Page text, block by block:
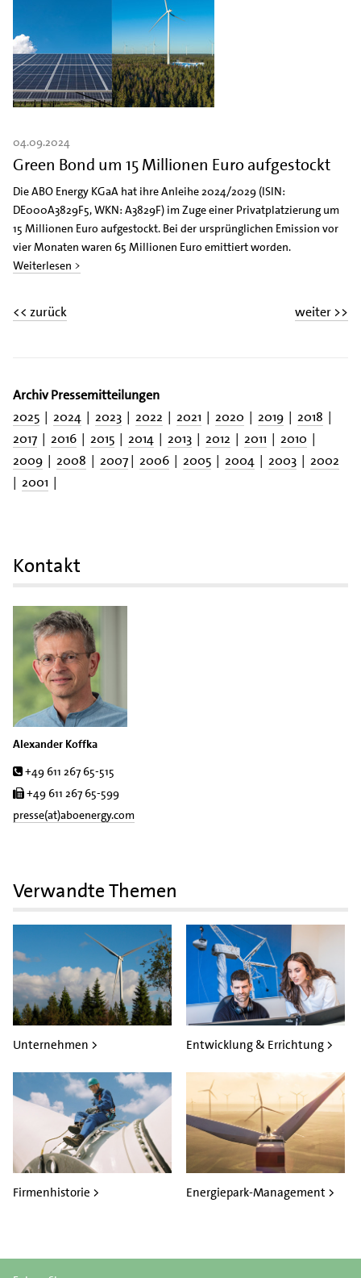
04.09.2024
Green Bond um 15 Millionen Euro aufgestockt
Die ABO Energy KGaA hat ihre Anleihe 2024/2029 (ISIN:
DE000A3829F5, WKN: A3829F) im Zuge einer Privatplatzierung um
15 Millionen Euro aufgestockt. Bei der ursprünglichen Emission vor
vier Monaten waren 65 Millionen Euro emittiert worden.
Weiterlesen >
<< zurück weiter >>
Archiv Pressemitteilungen
2025 | 2024 | 2023 | 2022 | 2021 | 2020 | 2019 | 2018 |
2017 | 2016 | 2015 | 2014 | 2013 | 2012 | 2011 | 2010 |
2009 | 2008 | 2007| 2006 | 2005 | 2004 | 2003 | 2002
| 2001 |
Kontakt
Alexander Koffka
Tel.
+49 611 267 65-515
Fax
+49 611 267 65-599
presse(at)aboenergy.com
Verwandte Themen
Unternehmen > Entwicklung & Errichtung >
Firmenhistorie > Energiepark-Management >